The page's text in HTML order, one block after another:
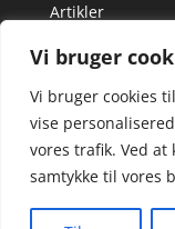
Vi bruger
Vi bruger cookies
vise
vores trafik. Ved
samtykke til vores
Artikler
spændende